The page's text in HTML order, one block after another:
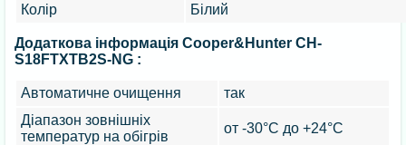
Колір
Білий
Додаткова інформація Cooper&Hunter CH-
S18FTXTB2S-NG :
Автоматичне очищення
так
Діапазон зовнішніх
температур на обігрів
от -30°С до +24°С